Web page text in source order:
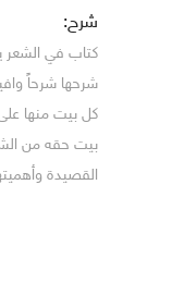
شرح:
كتاب في
شرحها شرحاً
كل بيت منها
بيت حقه من
القصيدة